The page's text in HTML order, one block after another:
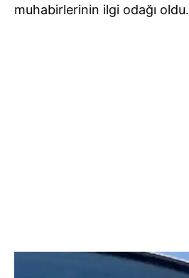
muhabirlerinin ilgi odağı oldu.